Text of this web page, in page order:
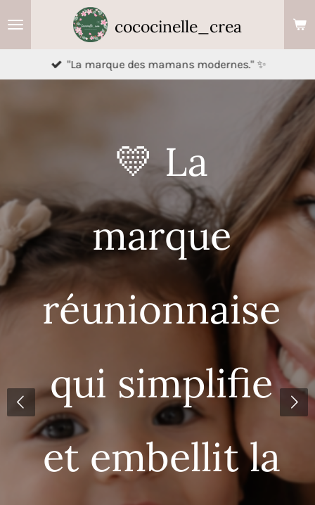
cococinelle_crea
"La marque des mamans modernes." ✨
💛 La
marque
réunionnaise
qui simplifie
et embellit la